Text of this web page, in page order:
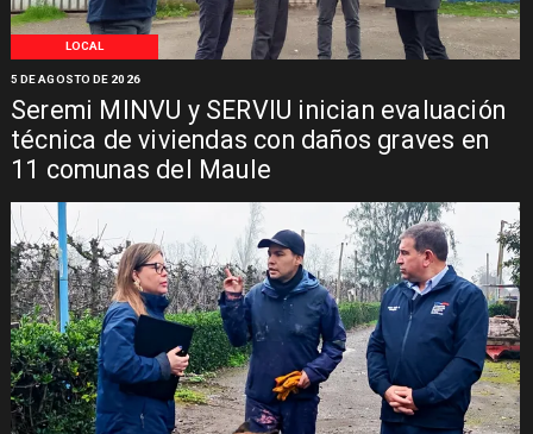
LOCAL
Seremi MINVU y SERVIU inician evaluación
técnica de viviendas con daños graves en
11 comunas del Maule
5 DE AGOSTO DE 2026